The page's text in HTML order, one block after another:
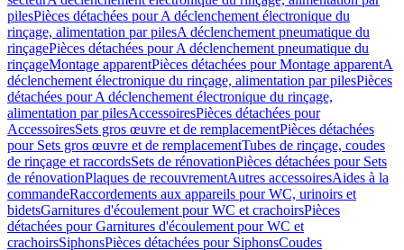
pilesPièces détachées pour A déclenchement électronique du
rinçage, alimentation par pilesA déclenchement pneumatique du
rinçagePièces détachées pour A déclenchement pneumatique du
rinçageMontage apparentPièces détachées pour Montage apparentA
déclenchement électronique du rinçage, alimentation par pilesPièces
détachées pour A déclenchement électronique du rinçage,
alimentation par pilesAccessoiresPièces détachées pour
AccessoiresSets gros œuvre et de remplacementPièces détachées
pour Sets gros œuvre et de remplacementTubes de rinçage, coudes
de rinçage et raccordsSets de rénovationPièces détachées pour Sets
de rénovationPlaques de recouvrementAutres accessoiresAides à la
commandeRaccordements aux appareils pour WC, urinoirs et
bidetsGarnitures d'écoulement pour WC et crachoirsPièces
détachées pour Garnitures d'écoulement pour WC et
crachoirsSiphonsPièces détachées pour SiphonsCoudes